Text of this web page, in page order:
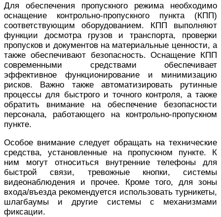
Для обеспечения пропускного режима необходимо
оснащение контрольно-пропускного пункта (КПП)
соответствующим оборудованием. КПП выполняют
функции досмотра грузов и транспорта, проверки
пропусков и документов на материальные ценности, а
также обеспечивают безопасность. Оснащение КПП
современными средствами обеспечивает
эффективное функционирование и минимизацию
рисков. Важно также автоматизировать рутинные
процессы для быстрого и точного контроля, а также
обратить внимание на обеспечение безопасности
персонала, работающего на контрольно-пропускном
пункте.
Особое внимание следует обращать на технические
средства, установленные на пропускном пункте. К
ним могут относиться внутренние телефоны для
быстрой связи, тревожные кнопки, системы
видеонаблюдения и прочее. Кроме того, для зоны
входа/въезда рекомендуется использовать турникеты,
шлагбаумы и другие системы с механизмами
фиксации.